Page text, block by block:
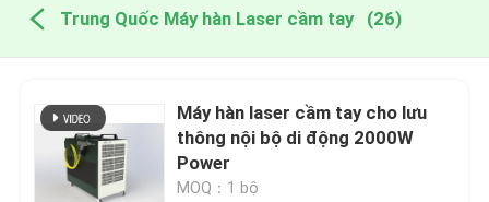
Trung Quốc Máy hàn Laser cầm tay (26)
Máy hàn laser cầm tay cho lưu
thông nội bộ di động 2000W
Power
MOQ：1 bộ